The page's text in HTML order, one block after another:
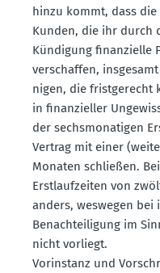
hinzu kommt, dass
Kunden, die ihr durch
Kündigung finan­zielle
verschaffen,
nigen, die frist­ge­recht
in finan­zi­eller
der sechs­mo­na­tigen
Vertrag mit einer
Monaten schließen.
Erstlauf­zeiten von
anders, weswegen bei
Benach­tei­ligung im
nicht vorliegt.
Vorin­stanz und